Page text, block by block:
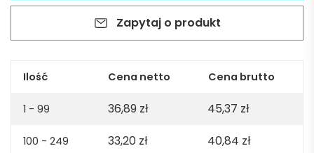
MAT
ml
biały
Zapytaj o produkt
Ilość Cena netto Cena brutto
1 - 99 36,89 zł 45,37 zł
100 - 249 33,20 zł 40,84 zł